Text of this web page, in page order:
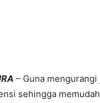
– Guna
sehingga